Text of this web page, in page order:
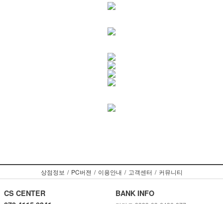
상점정보 / PC버젼 / 이용안내 / 고객센터 / 커뮤니티
CS CENTER
BANK INFO